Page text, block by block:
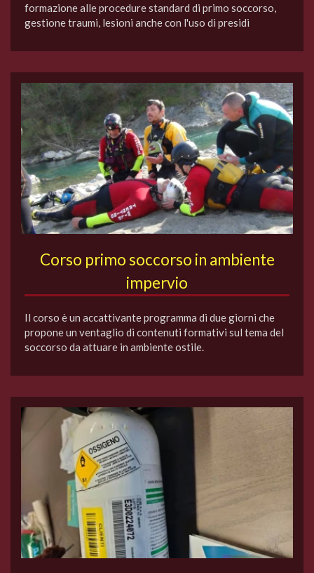
formazione alle procedure standard di primo soccorso,
gestione traumi, lesioni anche con l'uso di presidi
Corso primo soccorso in ambiente
impervio
Il corso è un accattivante programma di due giorni che
propone un ventaglio di contenuti formativi sul tema del
soccorso da attuare in ambiente ostile.